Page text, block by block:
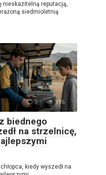
nieskazitelną reputacją,
siedmioletnią
0 396
biednego
na strzelnicę,
kiedy wyszedł na